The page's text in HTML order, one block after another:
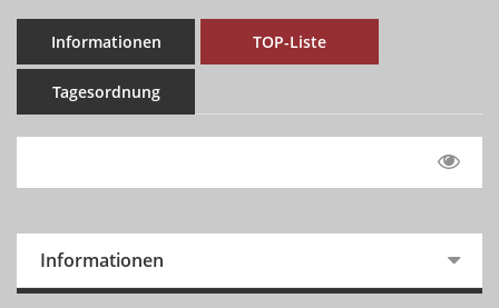
Informationen TOP-Liste
Tagesordnung
Informationen